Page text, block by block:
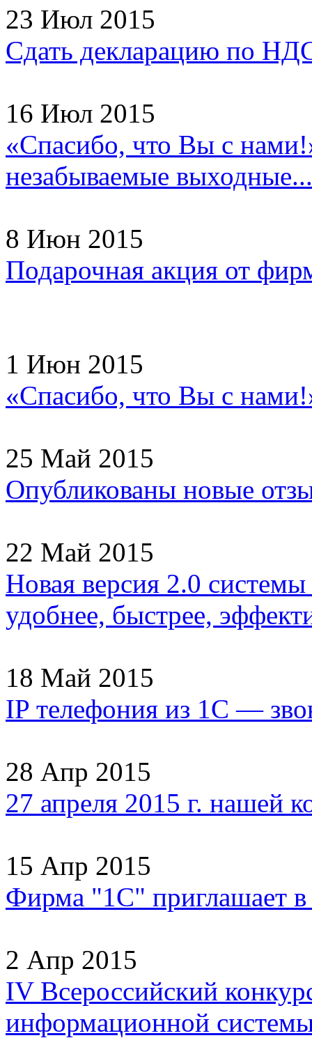
23 Июл 2015
Сдать декларацию по
16 Июл 2015
«Спасибо, что Вы с
незабываемые выходные...
8 Июн 2015
Подарочная акция от
1 Июн 2015
«Спасибо, что Вы с
25 Май 2015
Опубликованы новые
22 Май 2015
Новая версия 2.0
удобнее, быстрее,
18 Май 2015
IP телефония из 1С —
28 Апр 2015
27 апреля 2015 г. нашей
15 Апр 2015
Фирма "1С"
2 Апр 2015
IV Всероссийский
информационной